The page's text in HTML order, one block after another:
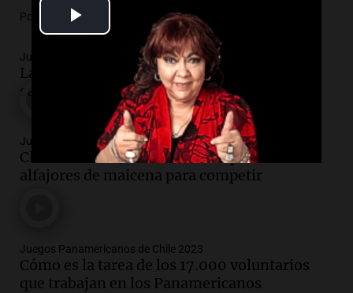
Video
Por Jorge Parodi
Juegos Panamericanos de Chile 2023
Las Leonas golearon a Estados Unidos y son
semifinalistas de los Panamericanos
Juegos Panamericanos de Chile 2023
Clara Baiocchi, la bellvillense que vendía
alfajores de maicena para competir
Juegos Panamericanos de Chile 2023
Cómo es la tarea de los 17.000 voluntarios
que trabajan en los Panamericanos